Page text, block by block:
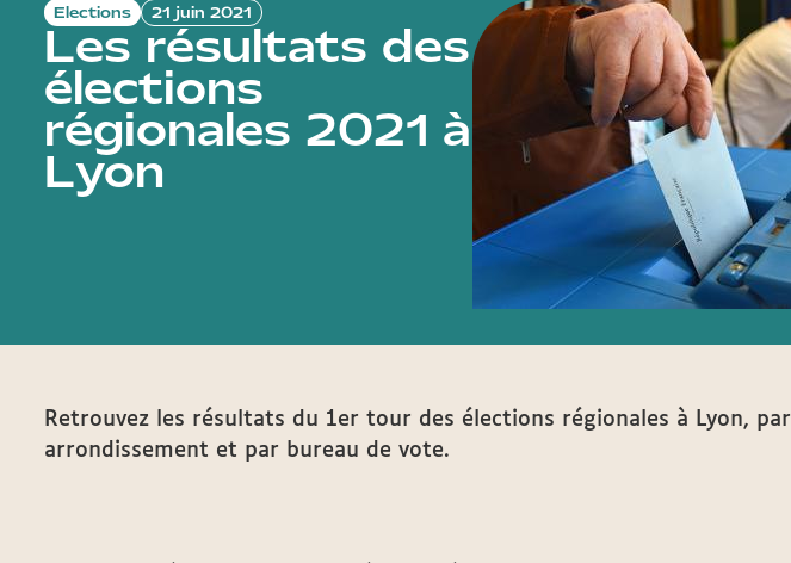
Elections 21 juin 2021
Les résultats des
élections
régionales 2021 à
Lyon
Retrouvez les résultats du 1er tour des élections régionales à Lyon, par
arrondissement et par bureau de vote.